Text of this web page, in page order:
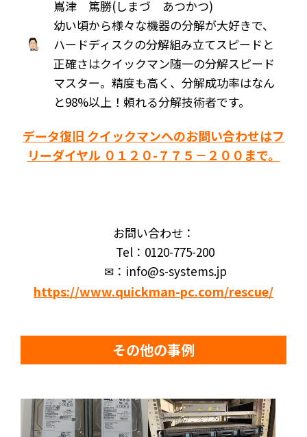
嶌津 篤勝(しまづ あつかつ)
幼い頃から様々な機器の分解が大好きで、
ハードディスクの分解組み立てスピードと
正確さはクイックマン随一の分解スピード
マスター。精度も高く、分解成功率はなん
と98%以上！頼れる分解技術者です。
データ復旧 クイックマンへのお問い合わせはフ
リーダイヤル ０１２０-７７５－２００まで。
お問い合わせ：
Tel：0120-775-200
✉：info@s-systems.jp
https://www.quickman-pc.com/rescue/
その他の事例